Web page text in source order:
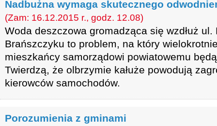
Nadbużna wymaga skutecznego
(Zam: 16.12.2015 r., godz. 12.08)
Woda deszczowa gromadząca się wzdłuż ul.
Brańszczyku to problem, na który
mieszkańcy samorządowi powiatowemu
Twierdzą, że olbrzymie kałuże powodują
kierowców samochodów.
Porozumienia z gminami